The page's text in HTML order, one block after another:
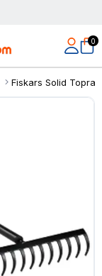
0
Fiskars Solid Toprak